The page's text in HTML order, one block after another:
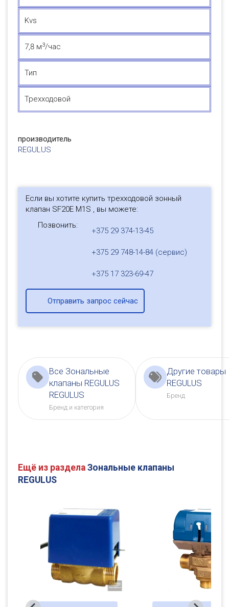
Kvs
7,8 м3/час
Тип
Трехходовой
производитель
REGULUS
Если вы хотите купить трехходовой зонный
клапан SF20E M1S , вы можете:
Позвонить:
+375 29 374-13-45
+375 29 748-14-84 (сервис)
+375 17 323-69-47
Отправить запрос сейчас
Все Зональные
клапаны REGULUS
REGULUS
Бренд и категория
Другие товары
REGULUS
Бренд
Ещё из раздела Зональные клапаны
REGULUS